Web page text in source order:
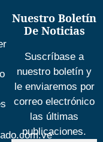
Nuestro Boletín
De Noticias
Suscríbase a
nuestro boletín y
le enviaremos por
correo electrónico
las últimas
publicaciones.